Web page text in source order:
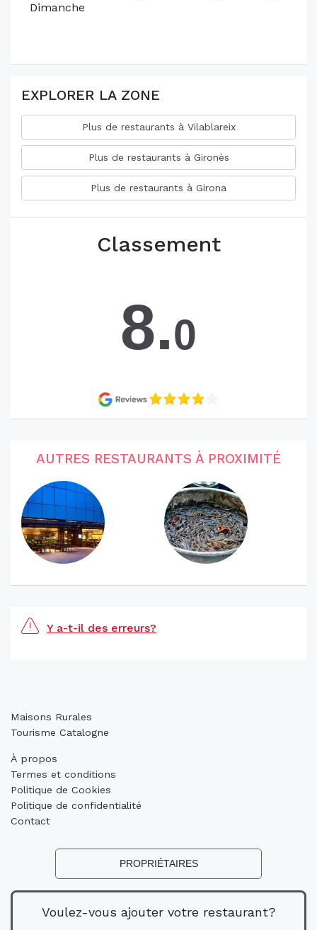
Dimanche
EXPLORER LA ZONE
Plus de restaurants à Vilablareix
Plus de restaurants à Gironès
Plus de restaurants à Girona
Classement
8.0
AUTRES RESTAURANTS À PROXIMITÉ
Y a-t-il des erreurs?
Maisons Rurales
Tourisme Catalogne
À propos
Termes et conditions
Politique de Cookies
Politique de confidentialité
Contact
PROPRIÉTAIRES
Voulez-vous ajouter votre restaurant?